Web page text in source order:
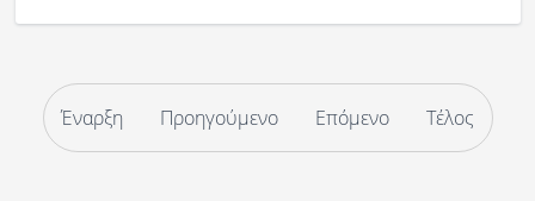
Έναρξη Προηγούμενο Επόμενο Τέλος